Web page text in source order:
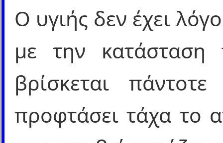
Ο υγιής δεν έχει
με την
βρίσκεται
προφτάσει τάχα το